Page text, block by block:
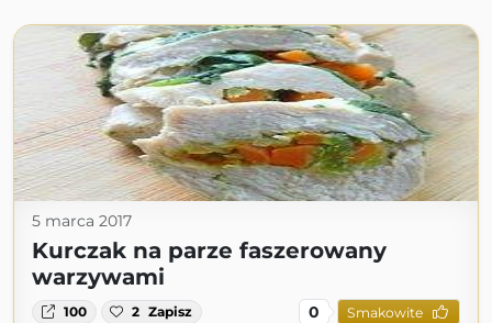
5 marca 2017
Kurczak na parze faszerowany
warzywami
100 2 Zapisz 0 Smakowite